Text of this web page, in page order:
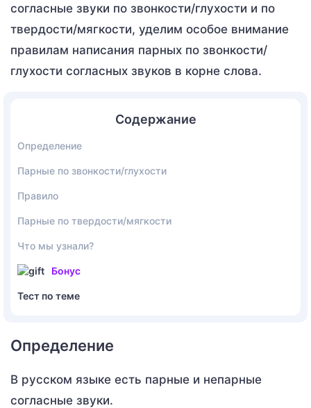
согласные звуки по звонкости/глухости и по
твердости/мягкости, уделим особое внимание
правилам написания парных по звонкости/
глухости согласных звуков в корне слова.
Содержание
Определение
Парные по звонкости/глухости
Правило
Парные по твердости/мягкости
Что мы узнали?
Бонус
Тест по теме
Определение
В русском языке есть парные и непарные
согласные звуки.